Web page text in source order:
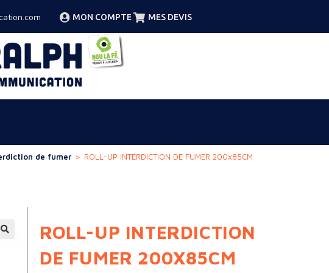
MON COMPTE MES DEVIS
de fumer > ROLL-UP INTERDICTION DE FUMER 200x85CM
ROLL-UP INTERDICTION
DE FUMER 200X85CM